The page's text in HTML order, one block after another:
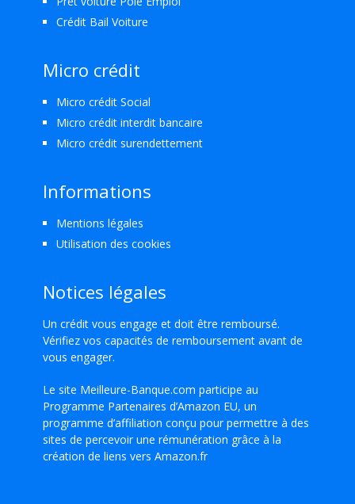
Crédit Bail Voiture
Micro crédit
Micro crédit Social
Micro crédit interdit bancaire
Micro crédit surendettement
Informations
Mentions légales
Utilisation des cookies
Notices légales
Un crédit vous engage et doit être remboursé.
Vérifiez vos capacités de remboursement avant de
vous engager.
Le site Meilleure-Banque.com participe au
Programme Partenaires d’Amazon EU, un
programme d’affiliation conçu pour permettre à des
sites de percevoir une rémunération grâce à la
création de liens vers Amazon.fr